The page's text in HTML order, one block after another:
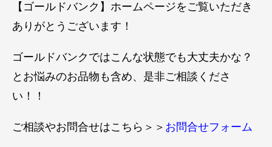
【ゴールドバンク】ホームページをご覧いただき
ありがとうございます！
ゴールドバンクではこんな状態でも大丈夫かな？
とお悩みのお品物も含め、是非ご相談くださ
い！！
ご相談やお問合せはこちら＞＞ お問合せフォーム